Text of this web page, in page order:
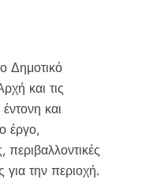
Δημοτικό
και τις
και
έργο,
περιβαλλοντικές
για την περιοχή.